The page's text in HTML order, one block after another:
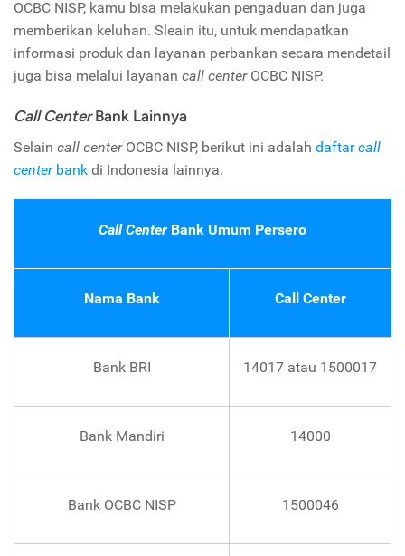
OCBC NISP, kamu bisa melakukan pengaduan dan juga
memberikan keluhan. Sleain itu, untuk mendapatkan
informasi produk dan layanan perbankan secara mendetail
juga bisa melalui layanan call centerOCBC NISP.
Call CenterBank Lainnya
Selain call centerOCBC NISP, berikut ini adalah daftarcall
centerbank di Indonesia lainnya.
Call Center Bank Umum Persero
Nama Bank Call Center
Bank BRI 14017 atau 1500017
Bank Mandiri 14000
Bank OCBC NISP 1500046